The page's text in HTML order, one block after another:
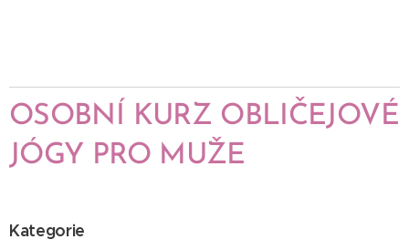
OSOBNÍ KURZ OBLIČEJOVÉ
JÓGY PRO MUŽE
Kategorie